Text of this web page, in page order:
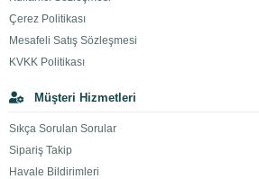
Çerez Politikası
Mesafeli Satış Sözleşmesi
KVKK Politikası
Müşteri Hizmetleri
Sıkça Sorulan Sorular
Sipariş Takip
Havale Bildirimleri